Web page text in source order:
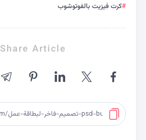
كرت فيزيت بالفوتوشوب
Share Article